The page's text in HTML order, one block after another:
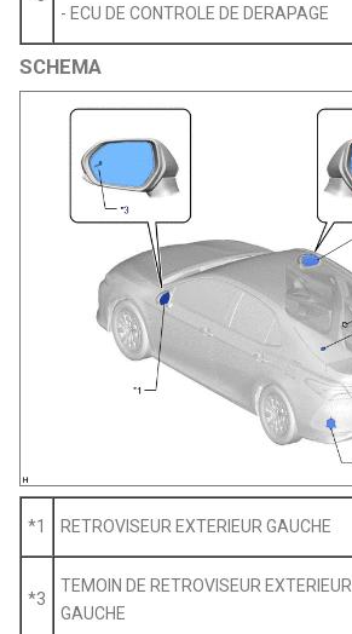
- ECU DE CONTROLE DE DERAPAGE
SCHEMA
*1 RETROVISEUR EXTERIEUR GAUCHE
*3
TEMOIN DE RETROVISEUR EXTERIEUR
GAUCHE